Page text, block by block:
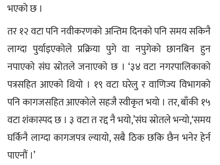
भएको छ ।
तर १२ वटा पनि नवीकरणको अन्तिम दिनको पनि समय सकिनै
लाग्दा पुर्याइएकोले प्रक्रिया पुगे वा नपुगेको छानबिन हुन
नपाएको संघ स्रोतले जनाएको छ । ‘३४ वटा नगरपालिकाको
पत्रसहित आएको थियो । १९ वटा घरेलु र वाणिज्य विभागको
पनि कागजसहित आएकोले सहजै स्वीकृत भयो । तर, बाँकी १५
वटा शंकास्पद छ । ३ वटा त रद्द नै भयो,’संघ स्रोतले भन्यो,‘समय
घर्किनै लाग्दा कागजपत्र ल्यायो, सबै ठिक छकि छैन भनेर हेर्न
पाएनौं ।’